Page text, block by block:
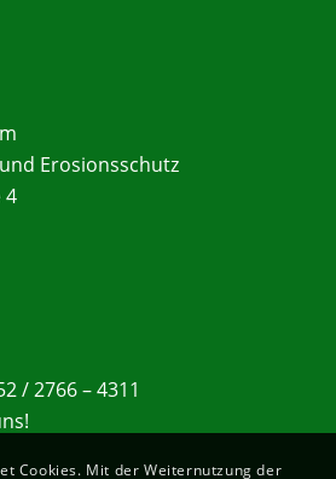
Erosionsschutz
4
/ 2766 – 4311
Cookies. Mit der Weiternutzung der